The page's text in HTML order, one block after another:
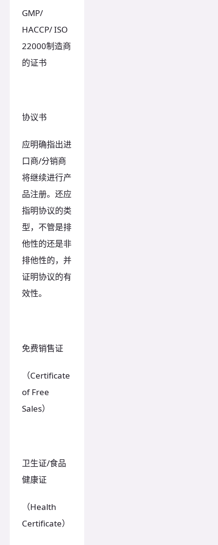
GMP/
HACCP/ ISO
22000制造商
的证书
协议书
应明确指出进
口商/分销商
将继续进行产
品注册。还应
指明协议的类
型，不管是排
他性的还是非
排他性的，并
证明协议的有
效性。
免费销售证
（Certificate
of Free
Sales）
卫生证/食品
健康证
（Health
Certificate）